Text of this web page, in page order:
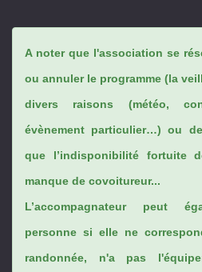
A noter que l'association se
ou annuler le programme (la
divers raisons (météo,
évènement particulier…) ou
que l’indisponibilité fortuite
manque de covoitureur...
L’accompagnateur peut
personne si elle ne
randonnée, n'a pas